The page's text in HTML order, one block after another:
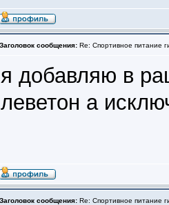
Заголовок сообщения: Re: Спортивное питание
я добавляю в
леветон а
Заголовок сообщения: Re: Спортивное питание